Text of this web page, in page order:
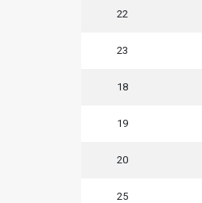
22
23
18
19
20
25